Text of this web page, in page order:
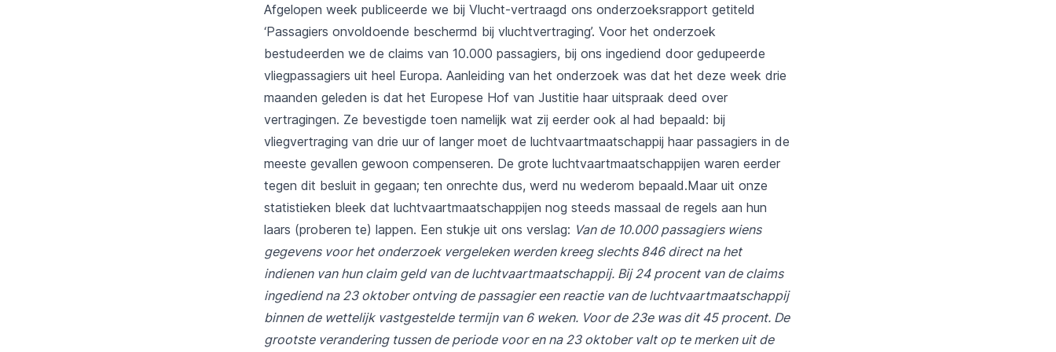
Afgelopen week publiceerde we bij Vlucht-vertraagd ons onderzoeksrapport getiteld
‘Passagiers onvoldoende beschermd bij vluchtvertraging’. Voor het onderzoek
bestudeerden we de claims van 10.000 passagiers, bij ons ingediend door gedupeerde
vliegpassagiers uit heel Europa. Aanleiding van het onderzoek was dat het deze week drie
maanden geleden is dat het Europese Hof van Justitie haar uitspraak deed over
vertragingen. Ze bevestigde toen namelijk wat zij eerder ook al had bepaald: bij
vliegvertraging van drie uur of langer moet de luchtvaartmaatschappij haar passagiers in de
meeste gevallen gewoon compenseren. De grote luchtvaartmaatschappijen waren eerder
tegen dit besluit in gegaan; ten onrechte dus, werd nu wederom bepaald.Maar uit onze
statistieken bleek dat luchtvaartmaatschappijen nog steeds massaal de regels aan hun
laars (proberen te) lappen. Een stukje uit ons verslag: Van de 10.000 passagiers wiens
gegevens voor het onderzoek vergeleken werden kreeg slechts 846 direct na het
indienen van hun claim geld van de luchtvaartmaatschappij. Bij 24 procent van de claims
ingediend na 23 oktober ontving de passagier een reactie van de luchtvaartmaatschappij
binnen de wettelijk vastgestelde termijn van 6 weken. Voor de 23e was dit 45 procent. De
grootste verandering tussen de periode voor en na 23 oktober valt op te merken uit de